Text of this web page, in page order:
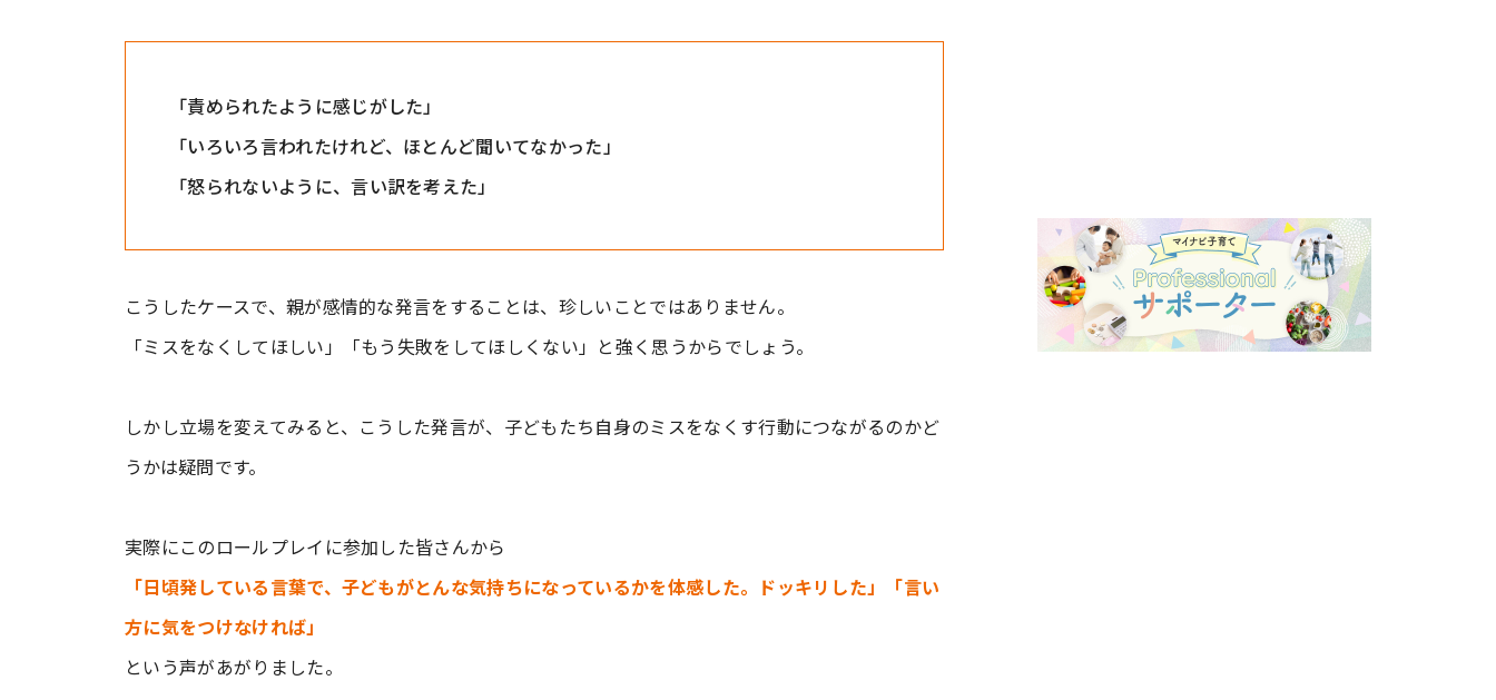
「責められたように感じがした」
「いろいろ言われたけれど、ほとんど聞いてなかった」
「怒られないように、言い訳を考えた」
こうしたケースで、親が感情的な発言をすることは、珍しいことではありません。
「ミスをなくしてほしい」「もう失敗をしてほしくない」と強く思うからでしょう。
しかし立場を変えてみると、こうした発言が、子どもたち自身のミスをなくす行動につながるのかど
うかは疑問です。
実際にこのロールプレイに参加した皆さんから
「日頃発している言葉で、子どもがとんな気持ちになっているかを体感した。ドッキリした」「言い
方に気をつけなければ」
という声があがりました。